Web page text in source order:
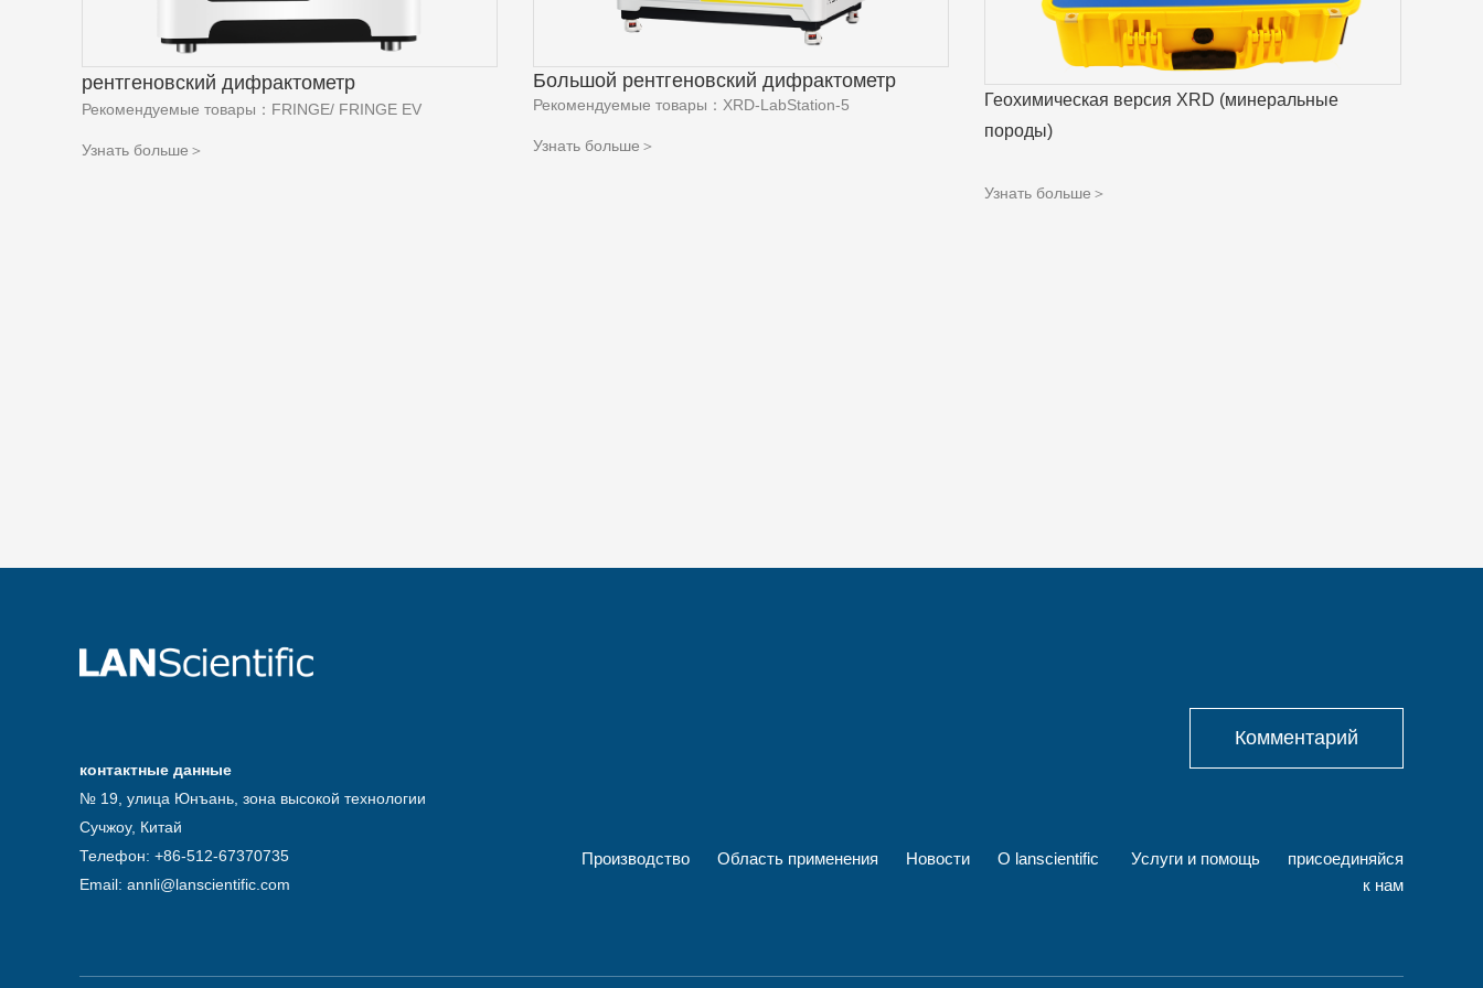
рентгеновский дифрактометр
Рекомендуемые товары：FRINGE/ FRINGE EV
Узнать больше＞
Большой рентгеновский дифрактометр
Рекомендуемые товары：XRD-LabStation-5
Узнать больше＞
Геохимическая версия XRD (минеральные
породы)
Узнать больше＞
контактные данные
№ 19, улица Юнъань, зона высокой технологии
Сучжоу, Китай
Телефон: +86-512-67370735
Email: annli@lanscientific.com
Комментарий
Производство Область применения Новости О lanscientific Услуги и помощь
присоединяйся
к нам